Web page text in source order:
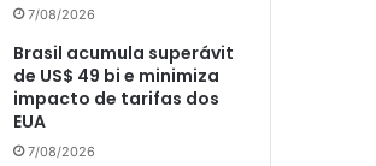
7/08/2026
Brasil acumula superávit
de US$ 49 bi e minimiza
impacto de tarifas dos
EUA
7/08/2026